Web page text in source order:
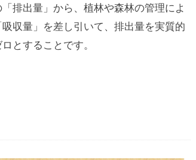
「排出量」から、植林や森林の管理によ
吸収量」を差し引いて、排出量を実質的
とすることです。